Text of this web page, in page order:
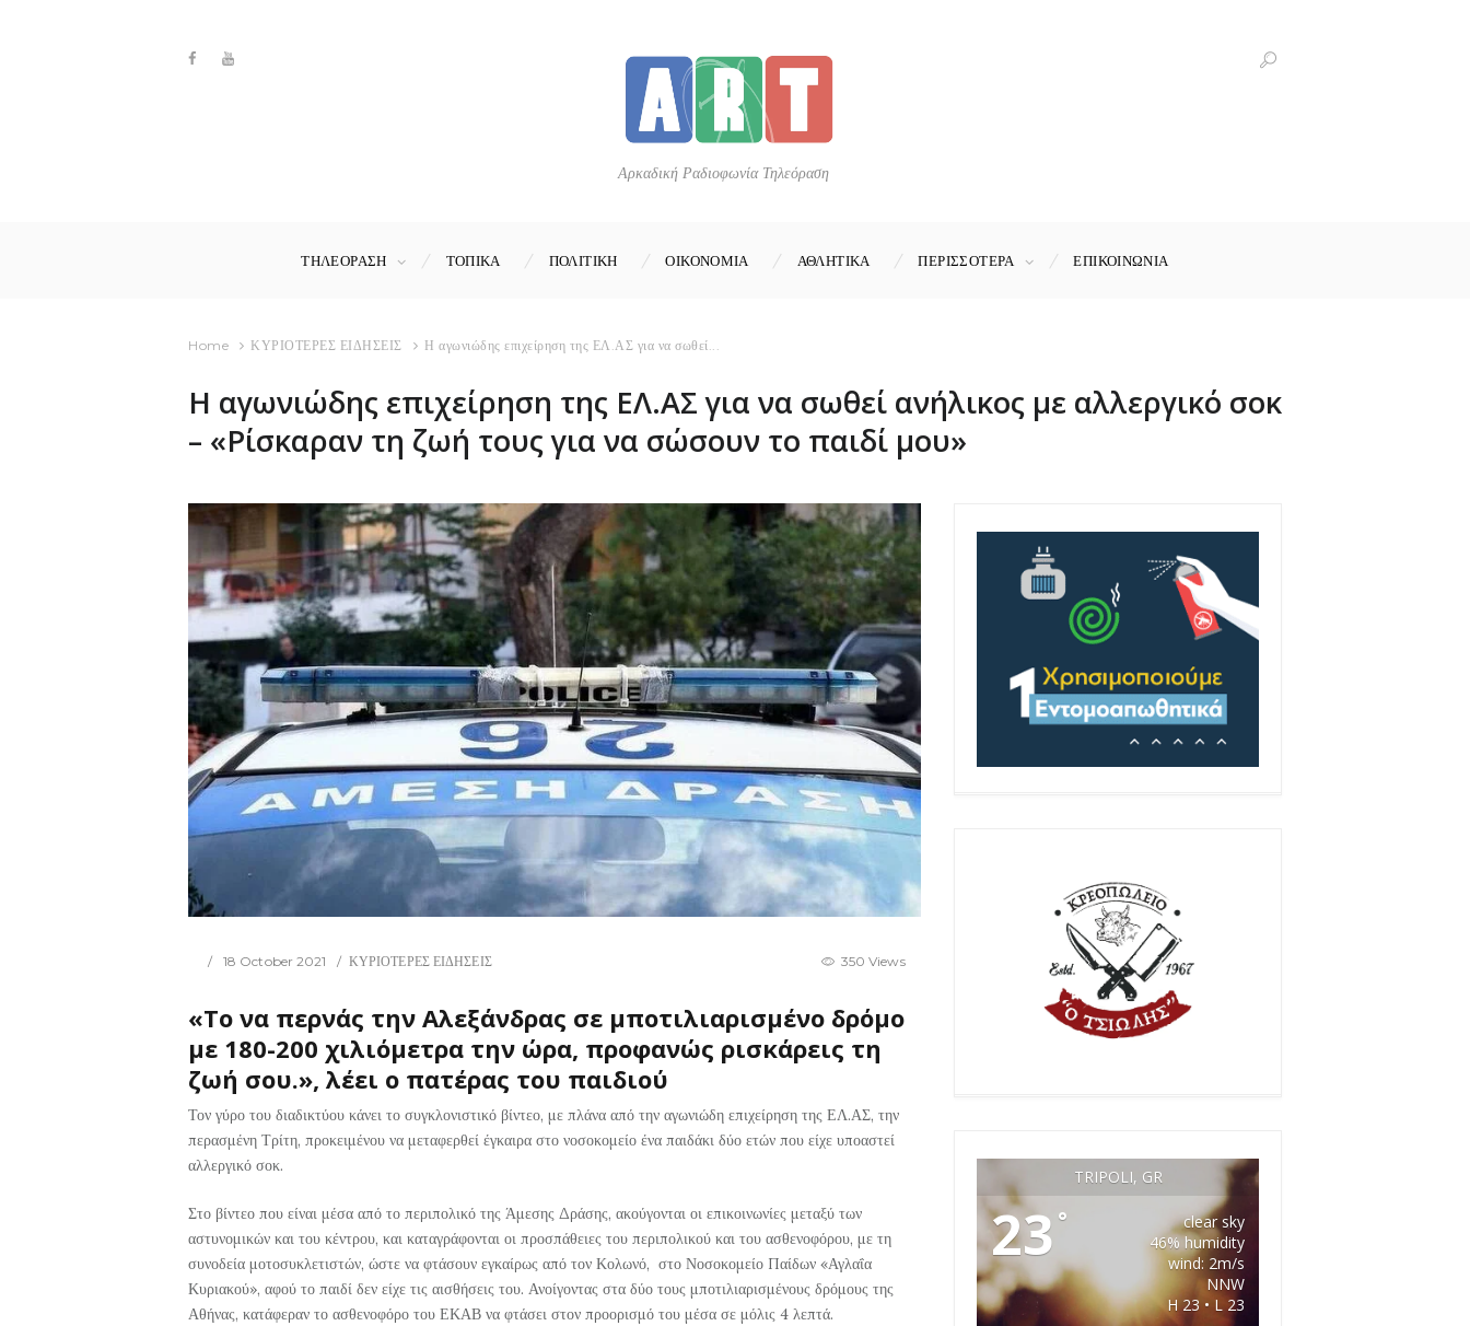
Αρκαδική Ραδιοφωνία Τηλεόραση
ΤΗΛΕΟΡΑΣΗ ΤΟΠΙΚΑ ΠΟΛΙΤΙΚΗ ΟΙΚΟΝΟΜΙΑ ΑΘΛΗΤΙΚΑ ΠΕΡΙΣΣΟΤΕΡΑ ΕΠΙΚΟΙΝΩΝΊΑ
Home ΚΥΡΙΟΤΕΡΕΣ ΕΙΔΗΣΕΙΣ Η αγωνιώδης επιχείρηση της ΕΛ.ΑΣ για να σωθεί...
Η αγωνιώδης επιχείρηση της ΕΛ.ΑΣ για να σωθεί ανήλικος με αλλεργικό σοκ
– «Ρίσκαραν τη ζωή τους για να σώσουν το παιδί μου»
18 October 2021 ΚΥΡΙΟΤΕΡΕΣ ΕΙΔΗΣΕΙΣ 350 Views
«Το να περνάς την Αλεξάνδρας σε μποτιλιαρισμένο δρόμο
με 180-200 χιλιόμετρα την ώρα, προφανώς ρισκάρεις τη
ζωή σου.», λέει ο πατέρας του παιδιού
Τον γύρο του διαδικτύου κάνει το συγκλονιστικό βίντεο, με πλάνα από την αγωνιώδη επιχείρηση της ΕΛ.ΑΣ, την
περασμένη Τρίτη, προκειμένου να μεταφερθεί έγκαιρα στο νοσοκομείο ένα παιδάκι δύο ετών που είχε υποαστεί
αλλεργικό σοκ.
Στο βίντεο που είναι μέσα από το περιπολικό της Άμεσης Δράσης, ακούγονται οι επικοινωνίες μεταξύ των
αστυνομικών και του κέντρου, και καταγράφονται οι προσπάθειες του περιπολικού και του ασθενοφόρου, με τη
συνοδεία μοτοσυκλετιστών, ώστε να φτάσουν εγκαίρως από τον Κολωνό, στο Νοσοκομείο Παίδων «Αγλαΐα
Κυριακού», αφού το παιδί δεν είχε τις αισθήσεις του. Ανοίγοντας στα δύο τους μποτιλιαρισμένους δρόμους της
Αθήνας, κατάφεραν το ασθενοφόρο του ΕΚΑΒ να φτάσει στον προορισμό του μέσα σε μόλις 4 λεπτά.
TRIPOLI, GR
23 °
clear sky
46% humidity
wind: 2m/s
NNW
H 23 • L 23